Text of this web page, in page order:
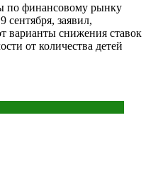
по финансовому рынку
сентября, заявил,
варианты снижения ставок
от количества детей